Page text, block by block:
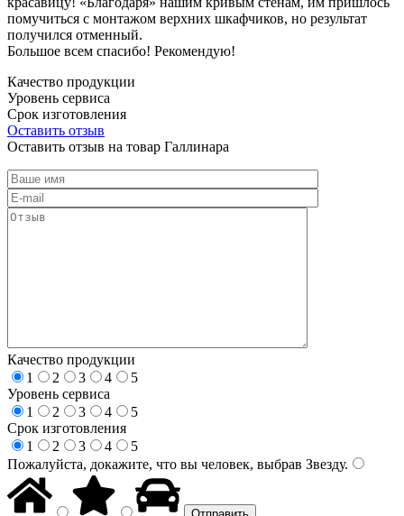
помучиться с монтажом верхних шкафчиков, но результат
получился отменный.
Большое всем спасибо! Рекомендую!
Качество продукции
Уровень сервиса
Срок изготовления
Оставить отзыв
Оставить отзыв на товар Галлинара
Качество продукции
1
2 3 4
5
Уровень сервиса
1
2 3 4
5
Срок изготовления
1
2 3 4
5
Пожалуйста, докажите, что вы человек, выбрав Звезду.